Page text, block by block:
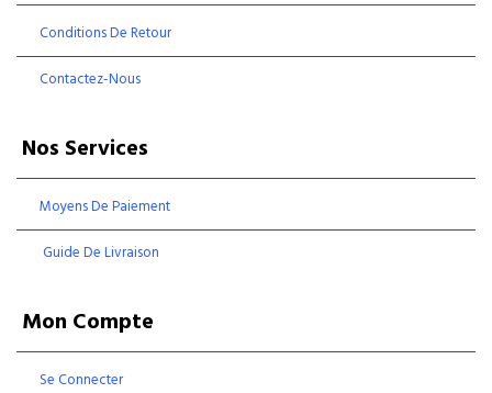
Conditions De Retour
Contactez-Nous
Nos Services
Moyens De Paiement
Guide De Livraison
Mon Compte
Se Connecter